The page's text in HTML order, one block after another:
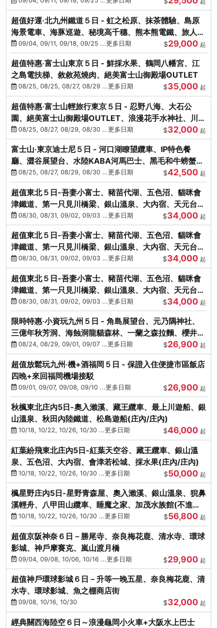
超值好運‧北九州鐵道５日 - 虹之松原、抹茶體驗、島原
海景電車、海豚巡遊、秘境高千穗、熊本熊電鐵、旅人觀
光列車-台中出發
09/04, 09/11, 09/18, 09/25 ...更多日期 $29,000 起
超值特惠‧富士山東京５日 - 鮮採水果、鶴岡八幡宮、江
之島電扶梯、敘敘苑燒肉、絕美富士山御殿場OUTLET
08/25, 08/25, 08/27, 08/29 ...更多日期 $35,000 起
超值特惠‧富士山輕旅行東京５日 - 忍野八海、大石公
園、絕美富士山御殿場OUTLET、浪漫花手水神社、川越
小江戶
08/25, 08/27, 08/29, 08/30 ...更多日期 $32,000 起
富士山‧東京迪士尼５日 - 河口湖瞭望纜車、IP特色餐
廳、澀谷展望台、水陸KABA河馬巴士、黑毛和牛螃蟹美
饌、季節採果
08/25, 08/27, 08/29, 08/30 ...更多日期 $42,500 起
超值東北５日-吾妻小富士、豬苗代湖、五色沼、貓咪會
津鐵道、第一只見川橋梁、銀山溫泉、大內宿、天元台高
原纜車
08/30, 08/31, 09/02, 09/03 ...更多日期 $34,000 起
超值東北５日-吾妻小富士、豬苗代湖、五色沼、貓咪會
津鐵道、第一只見川橋梁、銀山溫泉、大內宿、天元台高
原纜車
08/30, 08/31, 09/02, 09/03 ...更多日期 $34,000 起
超值東北５日-吾妻小富士、豬苗代湖、五色沼、貓咪會
津鐵道、第一只見川橋梁、銀山溫泉、大內宿、天元台高
原纜車
08/30, 08/31, 09/02, 09/03 ...更多日期 $34,000 起
限時特惠‧小資玩九州５日 - 角島展望台、元乃隅神社、
三億年秋芳洞、海蝕洞龍貓森林、一蘭之森拉麵、櫻井二
見浦08/24, 08/29, 09/01, 09/07 ...更多日期 $26,900 起
超值放鬆玩九州‧機+酒福岡５日 - 保證入住便捷市區飯店
四晚+來回福岡機場接駁
09/01, 09/07, 09/08, 09/10 ...更多日期 $26,900 起
秋楓東北庄內5日-奧入瀨溪、藏王纜車、最上川遊船、銀
山溫泉、秋田內陸鐵道、松島遊船(庄內/庄內)
10/18, 10/22, 10/26, 10/30 ...更多日期 $46,000 起
紅葉紛飛東北庄內5日-紅葉天空谷、藏王纜車、銀山溫
泉、五色沼、大內宿、會津若松城、採水果(庄內/庄內)
10/18, 10/22, 10/26, 10/30 ...更多日期 $50,000 起
楓星野庄內5日-星野青森屋、奧入瀨溪、銀山溫泉、猊鼻
溪輕舟、八甲田山纜車、睡魔之家、加茂水族館(不進店)
(庄內/庄內)
10/18, 10/22, 10/26, 10/30 ...更多日期 $56,800 起
超值京阪神奈６日－勝尾寺、奈良梅花鹿、清水寺、環球
影城、神戶摩賽克、嵐山渡月橋
09/04, 09/08, 10/06, 10/16 ...更多日期 $29,900 起
超值神戶環球影城６日－升等一晚五星、奈良梅花鹿、清
水寺、環球影城、魚之棚商店街
09/08, 10/16, 10/30 $32,000 起
經典關西海陸空６日～浪漫龜岡小火車+大阪水上巴士